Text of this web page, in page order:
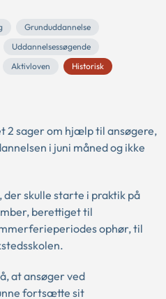
Grunduddannelse
Uddannelsessøgende
Aktivloven Historisk
2 sager om hjælp til ansøgere,
i juni måned og ikke
der skulle starte i praktik på
berettiget til
ophør, til
at ansøger ved
fortsætte sit